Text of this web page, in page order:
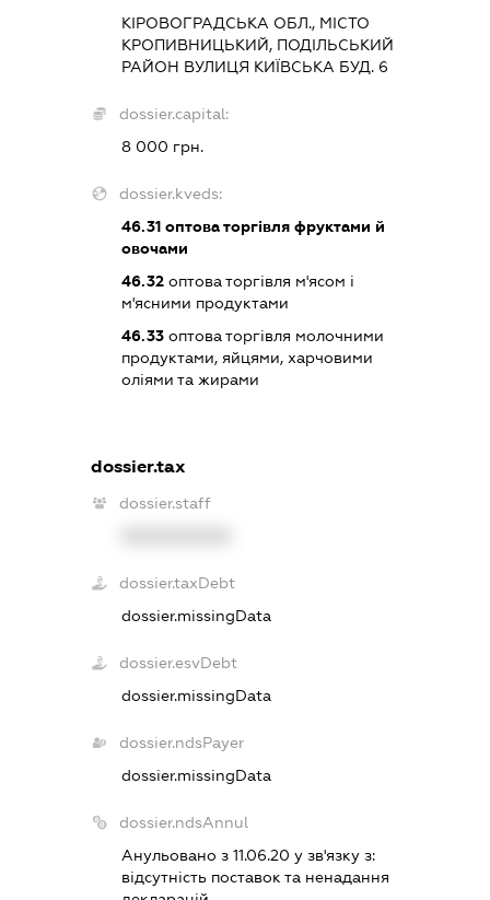
КІРОВОГРАДСЬКА ОБЛ., МІСТО
КРОПИВНИЦЬКИЙ, ПОДІЛЬСЬКИЙ
РАЙОН ВУЛИЦЯ КИЇВСЬКА БУД. 6
dossier.capital:
8 000 грн.
dossier.kveds:
46.31оптова торгівля фруктами й
овочами
46.32оптова торгівля м'ясом і
м'ясними продуктами
46.33оптова торгівля молочними
продуктами, яйцями, харчовими
оліями та жирами
dossier.tax
dossier.staff
dossier.taxDebt
dossier.missingData
dossier.esvDebt
dossier.missingData
dossier.ndsPayer
dossier.missingData
dossier.ndsAnnul
Анульовано з 11.06.20 у зв'язку з:
вiдсутнiсть поставок та ненадання